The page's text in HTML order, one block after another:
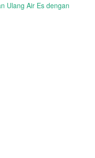
Ulang Air Es dengan